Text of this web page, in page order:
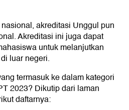
akreditasi Unggul pun
Akreditasi ini juga dapat
untuk melanjutkan
luar negeri.
termasuk ke dalam kategori
2023? Dikutip dari laman
daftarnya: